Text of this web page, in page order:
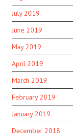
July 2019
June 2019
May 2019
April 2019
March 2019
February 2019
January 2019
December 2018